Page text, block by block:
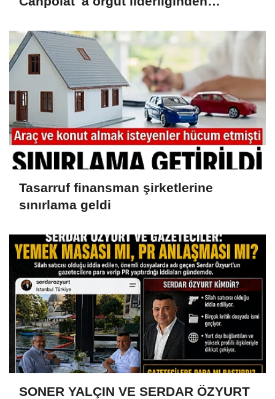
malvarlığına el konuldu
Tasarruf finansman şirketlerine
sınırlama geldi
SONER YALÇIN VE SERDAR ÖZYURT